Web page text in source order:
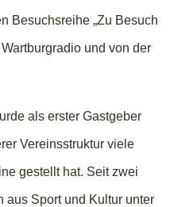
Besuchsreihe „Zu Besuch
und von der
als erster Gastgeber
Vereinsstruktur viele
gestellt hat. Seit zwei
aus Sport und Kultur unter